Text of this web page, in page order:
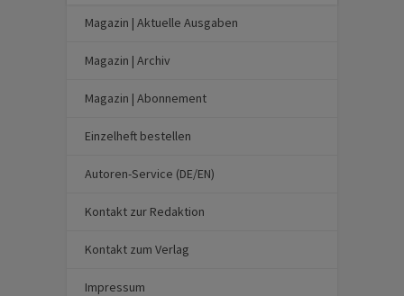
Magazin | Aktuelle Ausgaben
Magazin | Archiv
Magazin | Abonnement
Einzelheft bestellen
Autoren-Service (DE/EN)
Kontakt zur Redaktion
Kontakt zum Verlag
Impressum